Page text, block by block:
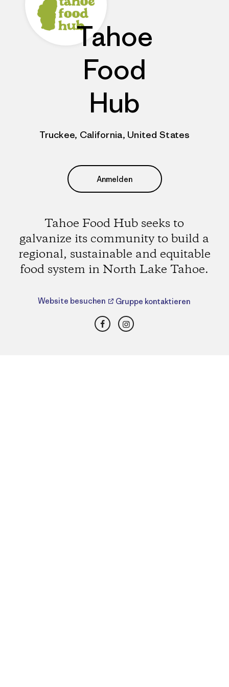
Tahoe
Food
Hub
Truckee, California, United States
Anmelden
Tahoe Food Hub seeks to
galvanize its community to build a
regional, sustainable and equitable
food system in North Lake Tahoe.
Website besuchen Gruppe kontaktieren
FacebookInstagram